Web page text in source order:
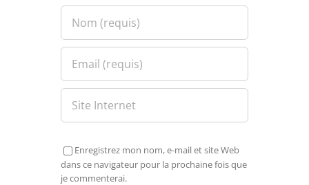
Enregistrez mon nom, e-mail et site Web
dans ce navigateur pour la prochaine fois que
je commenterai.